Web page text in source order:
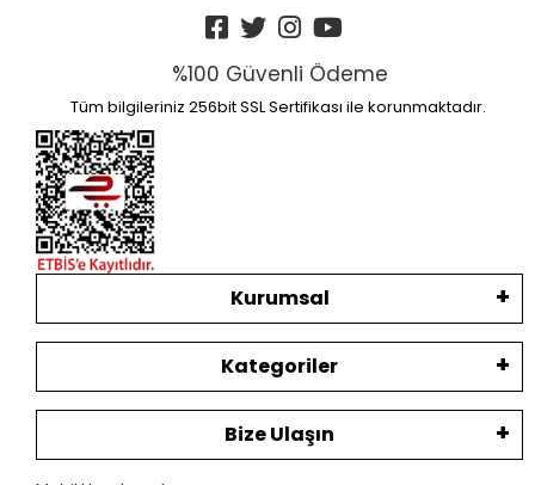
%100 Güvenli Ödeme
Tüm bilgileriniz 256bit SSL Sertifikası ile korunmaktadır.
Kurumsal
Kategoriler
Bize Ulaşın